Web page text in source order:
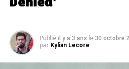
Publié il y a 3 ans le 30 octobre
par Kylian Lecore